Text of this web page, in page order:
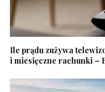
Ile prądu zużywa
i miesięczne rachunki –